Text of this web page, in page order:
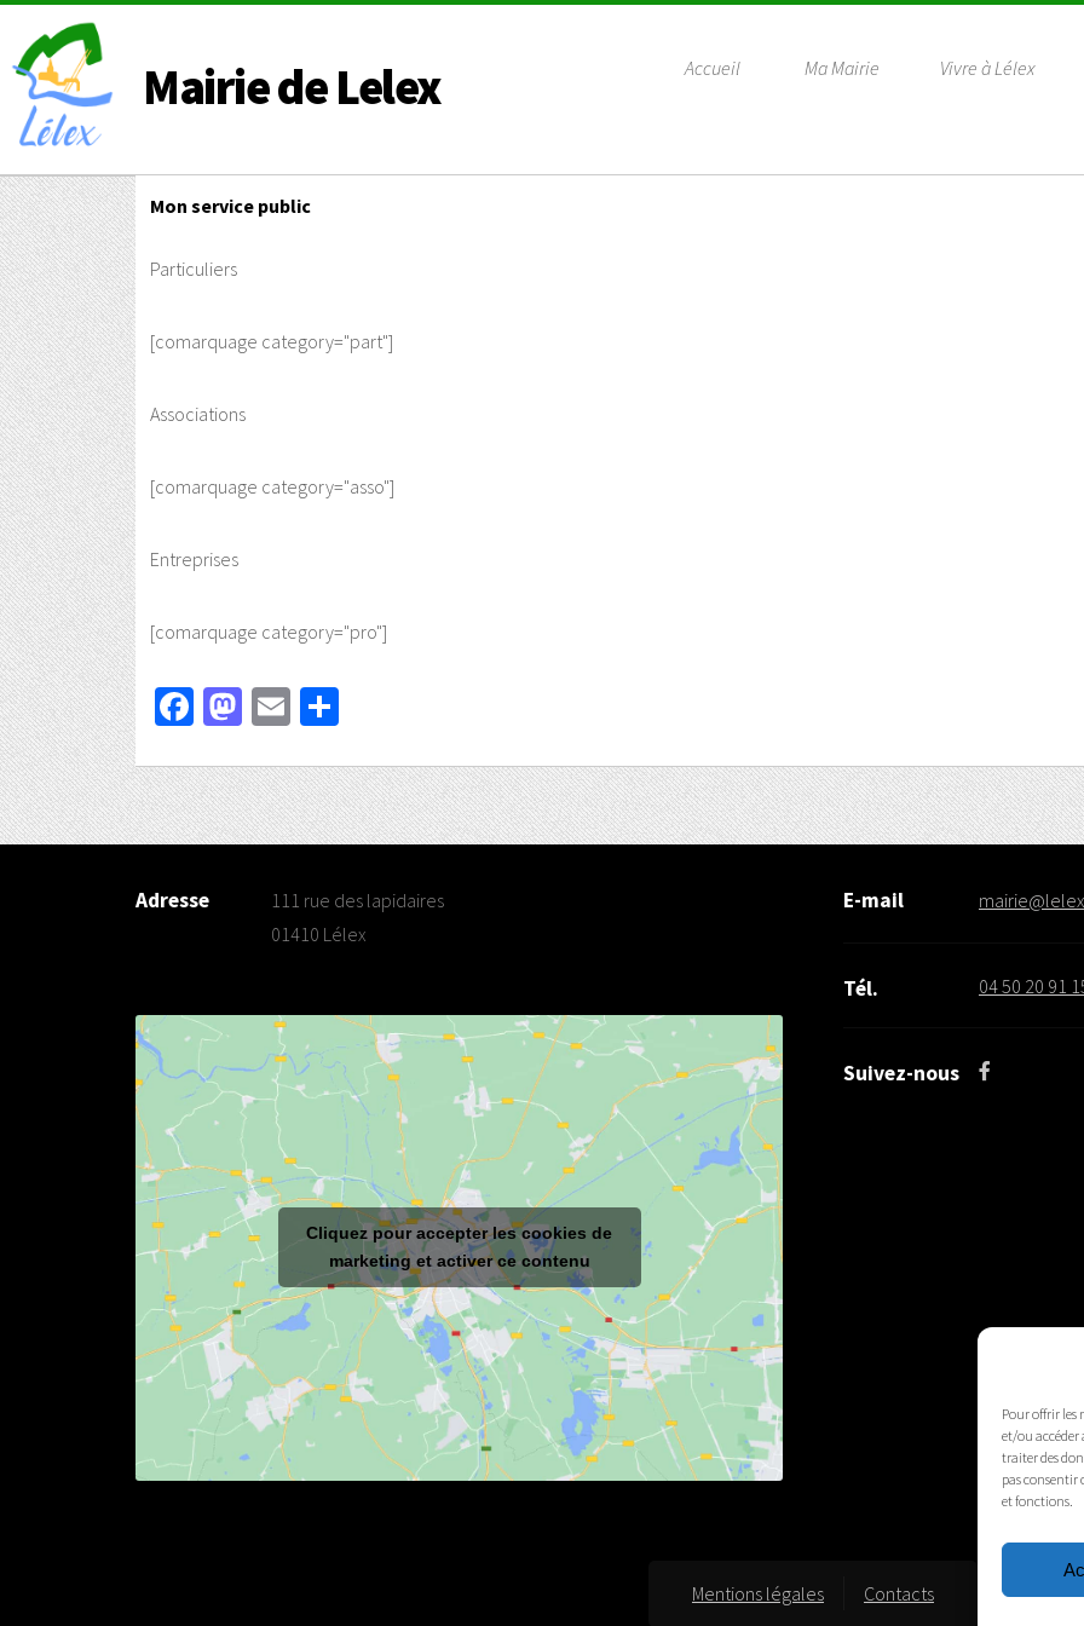
Pour offrir les
et/ou accéder
traiter des
pas consentir
et fonctions.
Mairie de Lelex Accueil Ma Mairie Vivre à Lélex
Mon service public
Particuliers
[comarquage category="part"]
Associations
[comarquage category="asso"]
Entreprises
[comarquage category="pro"]
Facebook
Mastodon
Email
Adresse
111 rue des lapidaires
01410 Lélex
Cliquez pour accepter les cookies de
marketing et activer ce contenu
E-mail
Tél. 04 50 20 91
Suivez-nous
Mentions légales Contacts